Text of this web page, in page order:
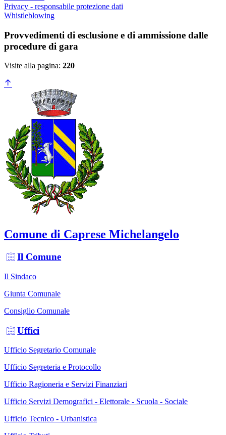
Privacy - responsabile protezione dati
Whistleblowing
Provvedimenti di esclusione e di ammissione dalle
procedure di gara
Visite alla pagina: 220
Comune di Caprese Michelangelo
Il Comune
Il Sindaco
Giunta Comunale
Consiglio Comunale
Uffici
Ufficio Segretario Comunale
Ufficio Segreteria e Protocollo
Ufficio Ragioneria e Servizi Finanziari
Ufficio Servizi Demografici - Elettorale - Scuola - Sociale
Ufficio Tecnico - Urbanistica